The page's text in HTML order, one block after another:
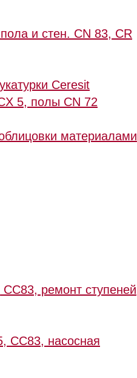
и стен. CN 83, CR
Ceresit
5, полы CN 72
материалами
ремонт ступеней
CC83, насосная